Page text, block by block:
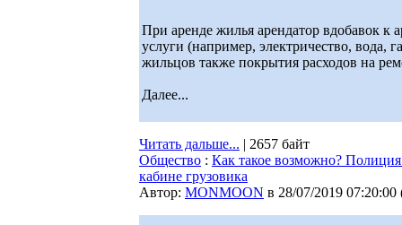
При аренде жилья арендатор вдобавок к
услуги (например, электричество, вода,
жильцов также покрытия расходов на
Далее...
Читать дальше... | 2657 байт
Общество : Как такое возможно?
кабине грузовика
Автор: MONMOON в 28/07/2019 07:20:00